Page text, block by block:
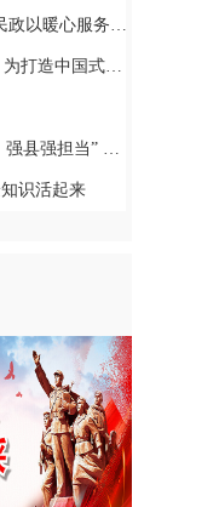
服务书写惠民答卷
县域示范作出更大贡献
力真抓实干奋发作为
识活起来